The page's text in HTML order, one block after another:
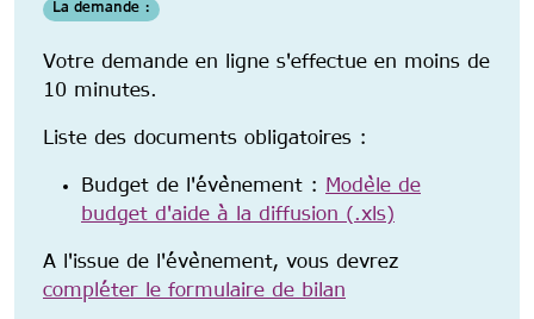
La demande :
Votre demande en ligne s'effectue en moins de
10 minutes.
Liste des documents obligatoires :
Budget de l'évènement : Modèle de
budget d'aide à la diffusion (.xls)
A l'issue de l'évènement, vous devrez
compléter le formulaire de bilan